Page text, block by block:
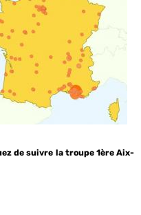
de suivre la troupe 1ère Aix-